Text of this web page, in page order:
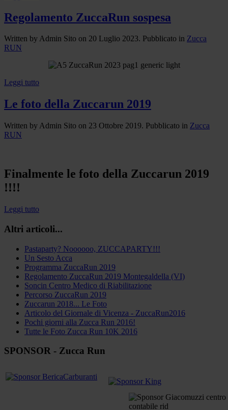
Regolamento ZuccaRun sospesa
Written by Admin Sito on 20 Luglio 2023. Pubblicato in Zucca
RUN
Leggi tutto
Le foto della Zuccarun 2019
Written by Admin Sito on 23 Ottobre 2019. Pubblicato in Zucca
RUN
Finalmente le foto della Zuccarun 2019
!!!!
Leggi tutto
Altri articoli...
Pastaparty? Noooooo, ZUCCAPARTY!!!
Un Sesto Acca
Programma ZuccaRun 2019
Regolamento ZuccaRun 2019 Montegaldella (VI)
Soncin Centro Medico di Riabilitazione
Percorso ZuccaRun 2019
Zuccarun 2018... Le Foto
Articolo del Giornale di Vicenza - ZuccaRun2016
Pochi giorni alla Zucca Run 2016!
Tutte le Foto Zucca Run 10K 2016
SPONSOR - Zucca Run